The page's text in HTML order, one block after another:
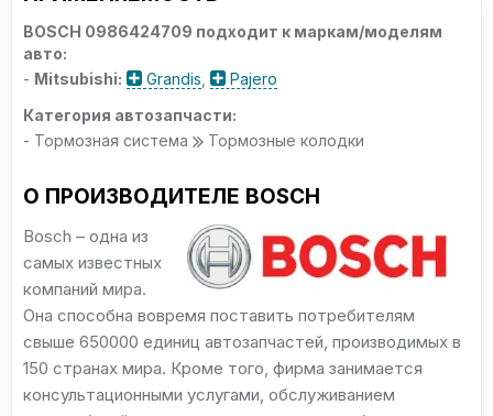
BOSCH 0986424709 подходит к маркам/моделям
авто:
- Mitsubishi: Grandis
Pajero
Категория автозапчасти:
- Тормозная система
Тормозные колодки
О ПРОИЗВОДИТЕЛЕ BOSCH
Bosch – одна из
самых известных
компаний мира.
Она способна вовремя поставить потребителям
свыше 650000 единиц автозапчастей, производимых в
150 странах мира. Кроме того, фирма занимается
консультационными услугами, обслуживанием